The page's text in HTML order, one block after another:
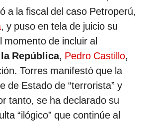
a la fiscal del caso Petroperú,
, y puso en tela de juicio su
momento de incluir al
República, Pedro Castillo,
Torres manifestó que la
de Estado de “terrorista” y
tanto, se ha declarado su
“ilógico” que continúe al